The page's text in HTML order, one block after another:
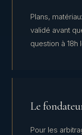
Plans,
validé avant
question à 18h
Le
Pour les